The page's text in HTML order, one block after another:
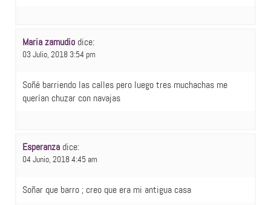
Maria zamudio dice:
03 Julio, 2018 3:54 pm
Soñé barriendo las calles pero luego tres muchachas me
querían chuzar con navajas
Esperanza dice:
04 Junio, 2018 4:45 am
Soñar que barro ; creo que era mi antigua casa